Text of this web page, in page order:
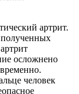
артрит.
полученных
осложнено
человек